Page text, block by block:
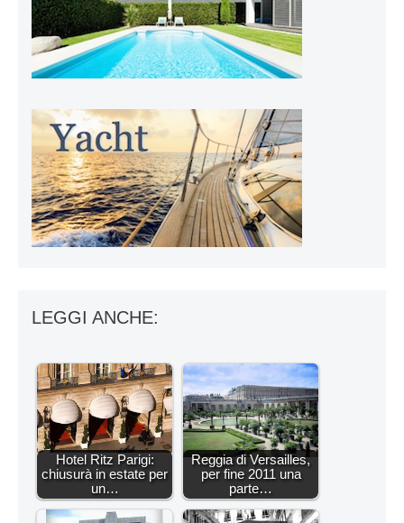
LEGGI ANCHE:
Hotel Ritz Parigi:
chiusurà in estate per
un…
Reggia di Versailles,
per fine 2011 una
parte…